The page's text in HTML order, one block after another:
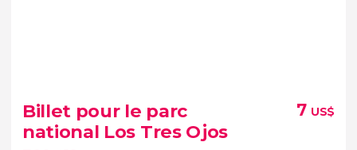
visite guidée dans Nuevo Domingo Savio
quartiers les plus authentiques de Saint-
Billet pour le parc
national Los Tres Ojos
7 US$